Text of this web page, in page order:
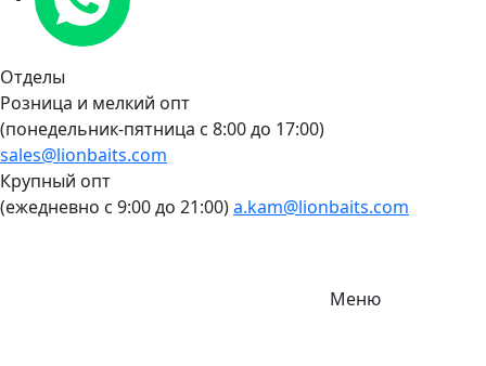
Отделы
Розница и мелкий опт
(понедельник-пятница c 8:00 до 17:00)
sales@lionbaits.com
Крупный опт
(ежедневно с 9:00 до 21:00)a.kam@lionbaits.com
Меню